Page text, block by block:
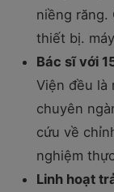
niềng răng.
thiết bị.
Bác sĩ với
Viện đều là
chuyên
cứu về
nghiệm
Linh hoạt